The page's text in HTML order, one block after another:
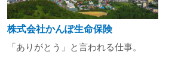
株式会社かんぽ生命保険
「ありがとう」と言われる仕事。